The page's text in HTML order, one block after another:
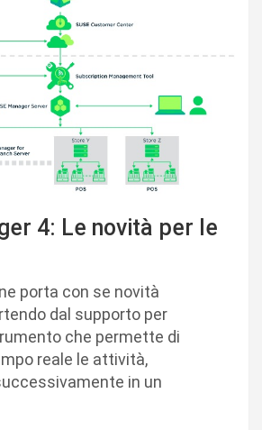
4: Le novità per le
porta con se novità
dal supporto per
che permette di
reale le attività,
in un